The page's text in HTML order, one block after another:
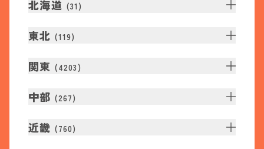
北海道 (31 )
東北 (119)
関東 (4203 )
中部 (267)
近畿 (760)